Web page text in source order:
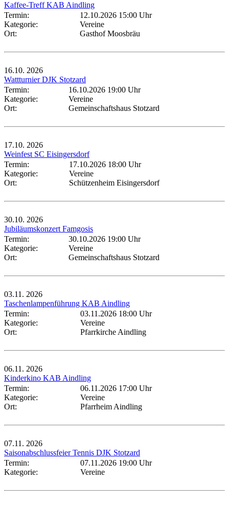
Kaffee-Treff KAB Aindling
Termin:
12.10.2026 15:00 Uhr
Kategorie:
Vereine
Ort:
Gasthof Moosbräu
16.10. 2026
Wattturnier DJK Stotzard
Termin:
16.10.2026 19:00 Uhr
Kategorie:
Vereine
Ort:
Gemeinschaftshaus Stotzard
17.10. 2026
Weinfest SC Eisingersdorf
Termin:
17.10.2026 18:00 Uhr
Kategorie:
Vereine
Ort:
Schützenheim Eisingersdorf
30.10. 2026
Jubiläumskonzert Famgosis
Termin:
30.10.2026 19:00 Uhr
Kategorie:
Vereine
Ort:
Gemeinschaftshaus Stotzard
03.11. 2026
Taschenlampenführung KAB Aindling
Termin:
03.11.2026 18:00 Uhr
Kategorie:
Vereine
Ort:
Pfarrkirche Aindling
06.11. 2026
Kinderkino KAB Aindling
Termin:
06.11.2026 17:00 Uhr
Kategorie:
Vereine
Ort:
Pfarrheim Aindling
07.11. 2026
Saisonabschlussfeier Tennis DJK Stotzard
Termin:
07.11.2026 19:00 Uhr
Kategorie:
Vereine